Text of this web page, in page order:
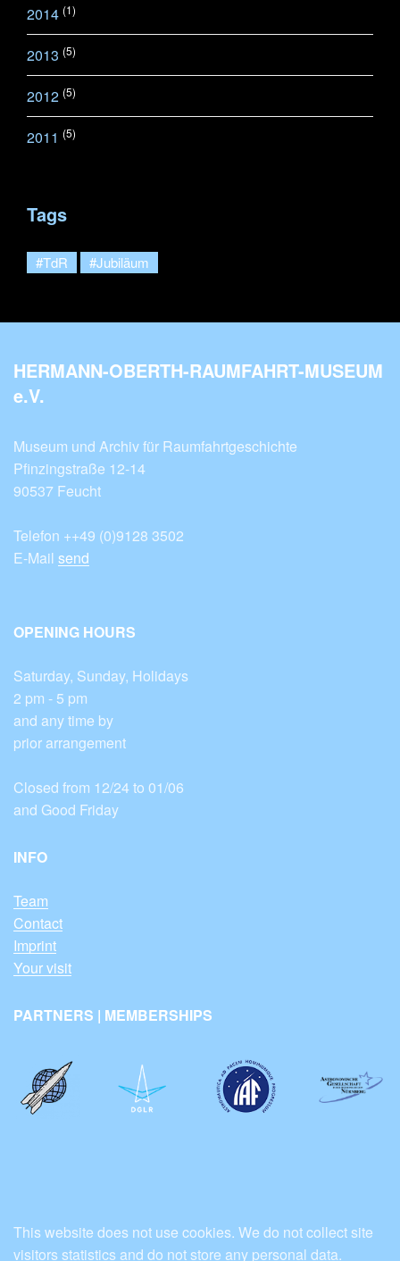
2014 (1)
2013 (5)
2012 (5)
2011 (5)
Tags
#TdR #Jubiläum
HERMANN-OBERTH-RAUMFAHRT-MUSEUM
e.V.
Museum und Archiv für Raumfahrtgeschichte
Pfinzingstraße 12-14
90537 Feucht
Telefon ++49 (0)9128 3502
E-Mail send
OPENING HOURS
Saturday, Sunday, Holidays
2 pm - 5 pm
and any time by
prior arrangement
Closed from 12/24 to 01/06
and Good Friday
INFO
Team
Contact
Imprint
Your visit
PARTNERS | MEMBERSHIPS
This website does not use cookies. We do not collect site
visitors statistics and do not store any personal data.